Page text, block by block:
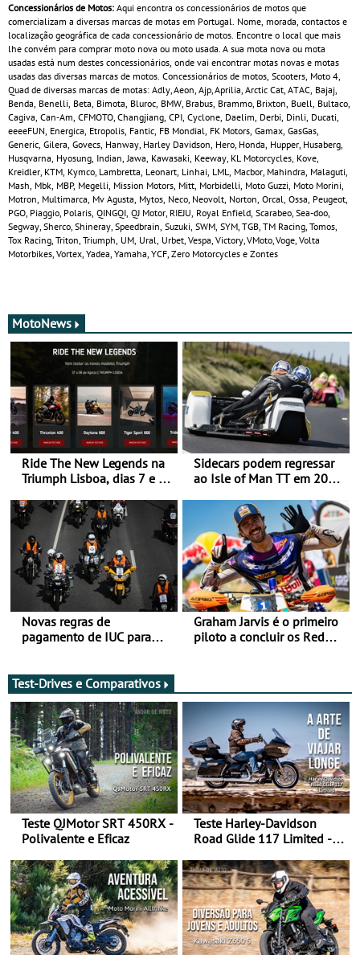
Concessionários de Motos: Aqui encontra os concessionários de motos que
comercializam a diversas marcas de motas em Portugal. Nome, morada, contactos e
localização geográfica de cada concessionário de motos. Encontre o local que mais
lhe convém para comprar moto nova ou moto usada. A sua mota nova ou mota
usadas está num destes concessionários, onde vai encontrar motas novas e motas
usadas das diversas marcas de motos. Concessionários de motos, Scooters, Moto 4,
Quad de diversas marcas de motas: Adly, Aeon, Ajp, Aprilia, Arctic Cat, ATAC, Bajaj,
Benda, Benelli, Beta, Bimota, Bluroc, BMW, Brabus, Brammo, Brixton, Buell, Bultaco,
Cagiva, Can‑Am, CFMOTO, Changjiang, CPI, Cyclone, Daelim, Derbi, Dinli, Ducati,
eeeeFUN, Energica, Etropolis, Fantic, FB Mondial, FK Motors, Gamax, GasGas,
Generic, Gilera, Govecs, Hanway, Harley Davidson, Hero, Honda, Hupper, Husaberg,
Husqvarna, Hyosung, Indian, Jawa, Kawasaki, Keeway, KL Motorcycles, Kove,
Kreidler, KTM, Kymco, Lambretta, Leonart, Linhai, LML, Macbor, Mahindra, Malaguti,
Mash, Mbk, MBP, Megelli, Mission Motors, Mitt, Morbidelli, Moto Guzzi, Moto Morini,
Motron, Multimarca, Mv Agusta, Mytos, Neco, Neovolt, Norton, Orcal, Ossa, Peugeot,
PGO, Piaggio, Polaris, QINGQI, QJ Motor, RIEJU, Royal Enfield, Scarabeo, Sea-doo,
Segway, Sherco, Shineray, Speedbrain, Suzuki, SWM, SYM, TGB, TM Racing, Tomos,
Tox Racing, Triton, Triumph, UM, Ural, Urbet, Vespa, Victory, VMoto, Voge, Volta
Motorbikes, Vortex, Yadea, Yamaha, YCF, Zero Motorcycles e Zontes
MotoNews
Ride The New Legends na
Triumph Lisboa, dias 7 e 8
Sidecars podem regressar
ao Isle of Man TT em 2027
Novas regras de
pagamento de IUC para
Graham Jarvis é o primeiro
piloto a concluir os Red
Test-Drives e Comparativos
Teste QJMotor SRT 450RX -
Polivalente e Eficaz
Teste Harley-Davidson
Road Glide 117 Limited - A